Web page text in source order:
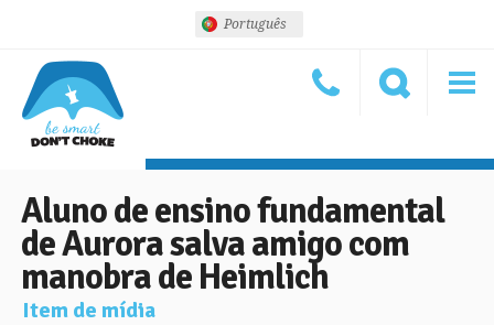
Português
Aluno de ensino fundamental
de Aurora salva amigo com
manobra de Heimlich
Item de mídia